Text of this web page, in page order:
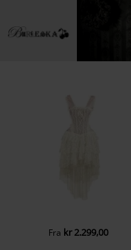
Fra kr 2.299,00